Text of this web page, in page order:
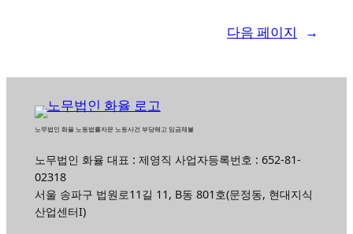
다음 페이지 →
노무법인 화율 노동법률자문 노동사건 부당해고 임금체불
노무법인 화율 대표 : 제영직 사업자등록번호 : 652-81-
02318
서울 송파구 법원로11길 11, B동 801호(문정동, 현대지식
산업센터I)